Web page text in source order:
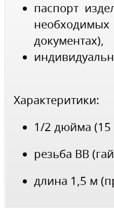
паспорт
документах),
Характеритики:
1/2 дюйма
резьба ВВ
длина 1,5 м